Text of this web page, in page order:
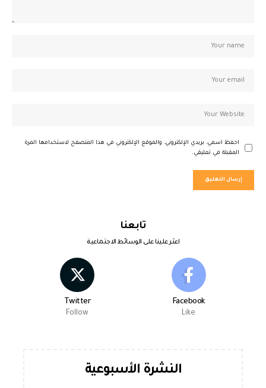
احفظ اسمي، بريدي الإلكتروني، والموقع الإلكتروني في هذا المتصفح لاستخدامها المرة
المقبلة في تعليقي.
تابعنا
اعثر علينا على الوسائط الاجتماعية
Facebook
Like
Twitter
Follow
النشرة الأسبوعية